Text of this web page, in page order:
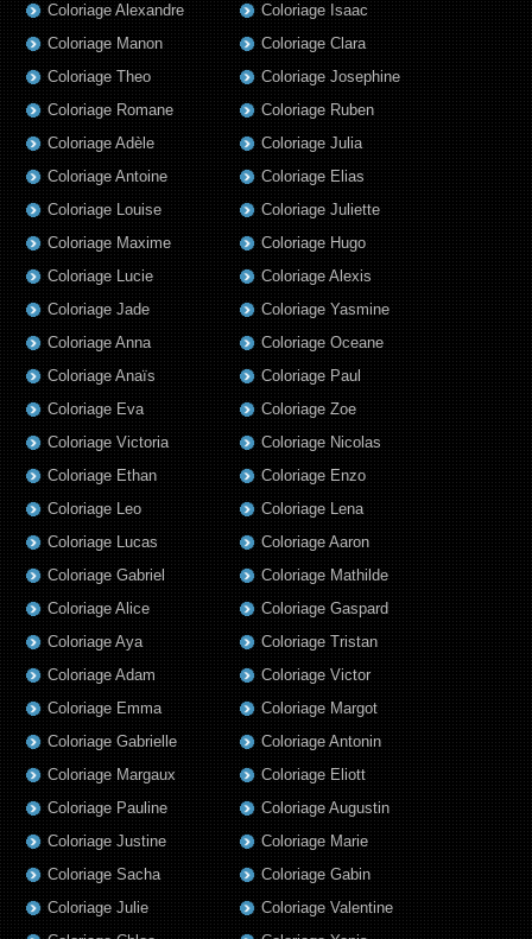
Coloriage Alexandre
Coloriage Manon
Coloriage Theo
Coloriage Romane
Coloriage Adèle
Coloriage Antoine
Coloriage Louise
Coloriage Maxime
Coloriage Lucie
Coloriage Jade
Coloriage Anna
Coloriage Anaïs
Coloriage Eva
Coloriage Victoria
Coloriage Ethan
Coloriage Leo
Coloriage Lucas
Coloriage Gabriel
Coloriage Alice
Coloriage Aya
Coloriage Adam
Coloriage Emma
Coloriage Gabrielle
Coloriage Isaac
Coloriage Clara
Coloriage Josephine
Coloriage Ruben
Coloriage Julia
Coloriage Elias
Coloriage Juliette
Coloriage Hugo
Coloriage Alexis
Coloriage Yasmine
Coloriage Oceane
Coloriage Paul
Coloriage Zoe
Coloriage Nicolas
Coloriage Enzo
Coloriage Lena
Coloriage Aaron
Coloriage Mathilde
Coloriage Gaspard
Coloriage Tristan
Coloriage Victor
Coloriage Margot
Coloriage Antonin
Coloriage Margaux
Coloriage Pauline
Coloriage Justine
Coloriage Sacha
Coloriage Julie
Coloriage Eliott
Coloriage Augustin
Coloriage Marie
Coloriage Gabin
Coloriage Valentine